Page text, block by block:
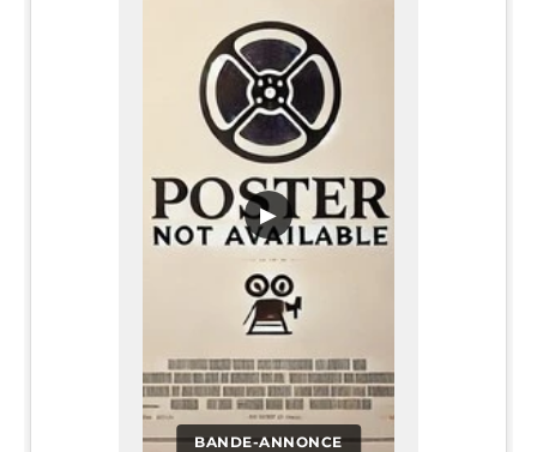
BANDE-ANNONCE
▶